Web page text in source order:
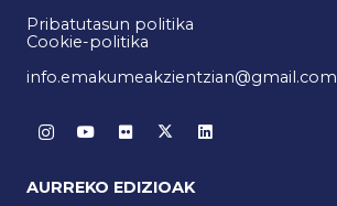
Pribatutasun politika
Cookie-politika
info.emakumeakzientzian@gmail.com
AURREKO EDIZIOAK